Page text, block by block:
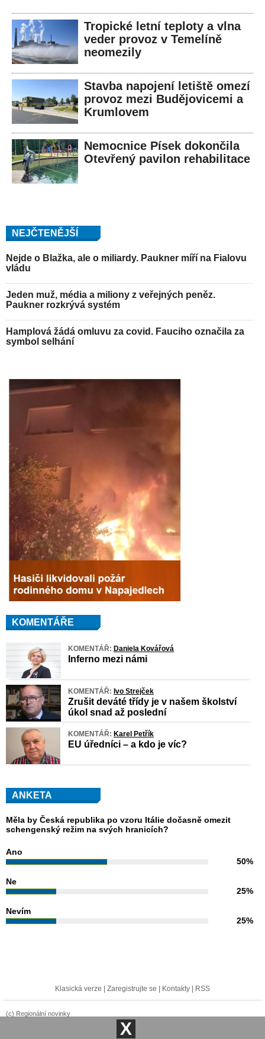
Tropické letní teploty a vlna
veder provoz v Temelíně
neomezily
Stavba napojení letiště omezí
provoz mezi Budějovicemi a
Krumlovem
Nemocnice Písek dokončila
Otevřený pavilon rehabilitace
NEJČTENĚJŠÍ
Nejde o Blažka, ale o miliardy. Paukner míří na Fialovu
vládu
Jeden muž, média a miliony z veřejných peněz.
Paukner rozkrývá systém
Hamplová žádá omluvu za covid. Fauciho označila za
symbol selhání
KOMENTÁŘE
KOMENTÁŘ: Daniela Kovářová
Inferno mezi námi
KOMENTÁŘ: Ivo Strejček
Zrušit deváté třídy je v našem školství
úkol snad až poslední
KOMENTÁŘ: Karel Petřík
EU úředníci – a kdo je víc?
ANKETA
Měla by Česká republika po vzoru Itálie dočasně omezit
schengenský režim na svých hranicích?
Ano
50%
Ne
25%
Nevím
25%
Klasická verze Zaregistrujte se Kontakty RSS
(c) Regionální novinky
X